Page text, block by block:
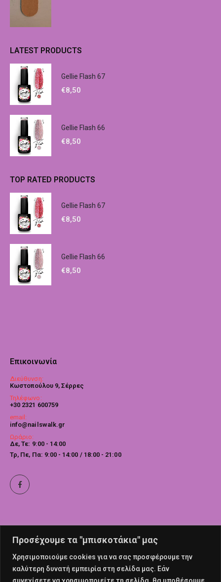
Προσέχουμε τα "μπισκοτάκια" μας
Χρησιμοποιούμε cookies για να σας προσφέρουμε την
καλύτερη δυνατή εμπειρία στη σελίδα μας. Εάν
συνεχίσετε να χρησιμοποιείτε τη σελίδα, θα υποθέσουμε
LATEST PRODUCTS
Gellie Flash 67
€8,50
Gellie Flash 66
€8,50
TOP RATED PRODUCTS
Gellie Flash 67
€8,50
Gellie Flash 66
€8,50
Επικοινωνία
Διεύθυνση:
Κωστοπούλου 9, Σέρρες
Τηλέφωνο:
+30 2321 600759
email:
info@nailswalk.gr
Ωράριο:
Δε, Τε: 9:00 - 14:00
Τρ, Πε, Πα: 9:00 - 14:00 / 18:00 - 21:00